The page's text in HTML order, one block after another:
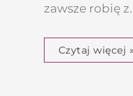
zawsze robię
Czytaj więcej »